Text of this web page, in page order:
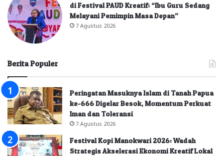
di Festival PAUD Kreatif: “Ibu Guru Sedang
Melayani Pemimpin Masa Depan”
7 Agustus 2026
Berita Populer
Peringatan Masuknya Islam di Tanah Papua
ke-666 Digelar Besok, Momentum Perkuat
Iman dan Toleransi
7 Agustus 2026
Festival Kopi Manokwari 2026: Wadah
Strategis Akselerasi Ekonomi Kreatif Lokal